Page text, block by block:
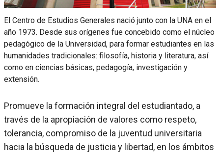
El Centro de Estudios Generales nació junto con la UNA en el
año 1973. Desde sus orígenes fue concebido como el núcleo
pedagógico de la Universidad, para formar estudiantes en las
humanidades tradicionales: filosofía, historia y literatura, así
como en ciencias básicas, pedagogía, investigación y
extensión.
Promueve la formación integral del estudiantado, a
través de la apropiación de valores como respeto,
tolerancia, compromiso de la juventud universitaria
hacia la búsqueda de justicia y libertad, en los ámbitos